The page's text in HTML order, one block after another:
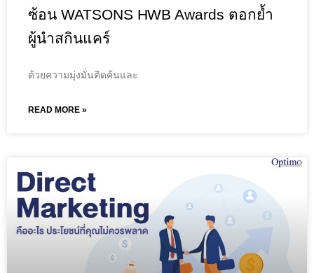
ซ้อน WATSONS HWB Awards ตอกย้ำ
ผู้นำสกินแคร์
ด้วยความมุ่งมั่นคิดค้นและ
READ MORE »